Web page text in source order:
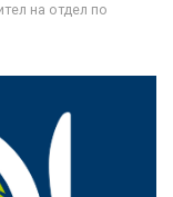
на отдел по